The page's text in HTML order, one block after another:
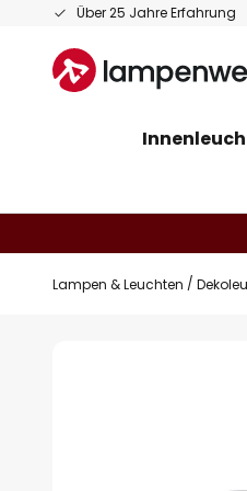
Über 25 Jahre Erfahrung
Zum
springen
Lampen & Leuchten